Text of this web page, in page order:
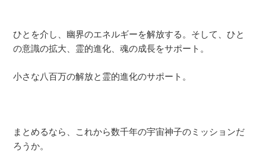
ひとを介し、幽界のエネルギーを解放する。そして、ひと
の意識の拡大、霊的進化、魂の成長をサポート。
小さな八百万の解放と霊的進化のサポート。
まとめるなら、これから数千年の宇宙神子のミッションだ
ろうか。